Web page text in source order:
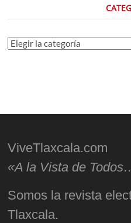
Categorías
ViveTlaxcala.com
«A la Vista de
Somos la revista
Tlaxcala.